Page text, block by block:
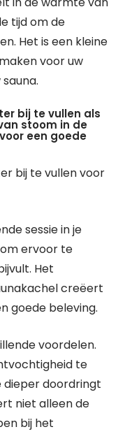
tijd om de
Het is een kleine
voor uw
bij te vullen als
stoom in de
een goede
bij te vullen voor
sessie in je
ervoor te
Het
creëert
goede beleving.
voordelen.
te
doordringt
niet alleen de
bij het